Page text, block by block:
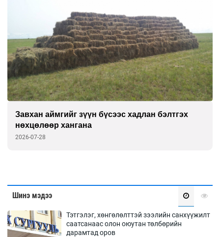
Завхан аймгийг зүүн бүсээс хадлан бэлтгэх
нөхцөлөөр хангана
2026-07-28
Шинэ мэдээ
Тэтгэлэг, хөнгөлөлттэй зээлийн санхүүжилт
саатсанаас олон оюутан төлбөрийн
дарамтад оров